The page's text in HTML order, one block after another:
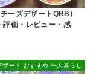
ーズデザートQBB)
評価・レビュー・感
ザート おすすめ 一人暮らし